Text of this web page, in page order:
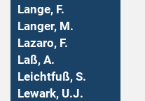
Lange, F.
Langer, M.
Lazaro, F.
Laß, A.
Leichtfuß, S.
Lewark, U.J.